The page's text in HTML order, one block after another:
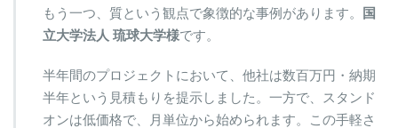
もう一つ、質という観点で象徴的な事例があります。
国
立大学法人 琉球大学様です。
半年間のプロジェクトにおいて、他社は数百万円・納期
半年という見積もりを提示しました。一方で、スタンド
オンは低価格で、月単位から始められます。この手軽さ